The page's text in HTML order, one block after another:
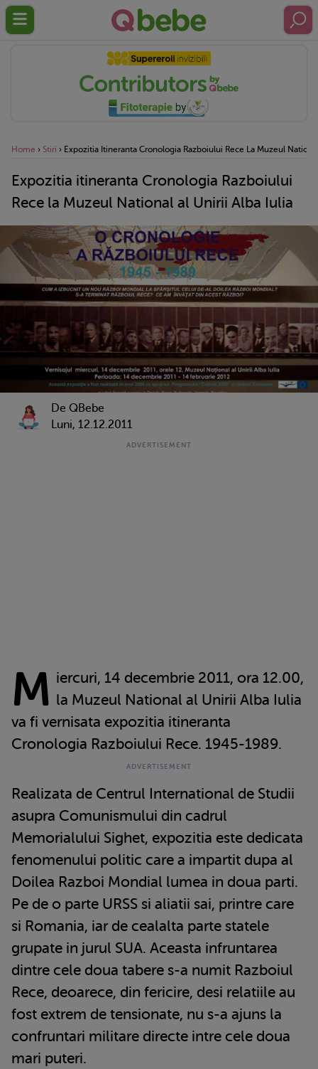
Home › Stiri › Expozitia Itineranta Cronologia Razboiului Rece La Muzeul
Expozitia itineranta Cronologia Razboiului
Rece la Muzeul National al Unirii Alba Iulia
De QBebe
Luni, 12.12.2011
M iercuri, 14 decembrie 2011, ora 12.00,
la Muzeul National al Unirii Alba Iulia
va fi vernisata expozitia itineranta
Cronologia Razboiului Rece. 1945-1989.
Realizata de Centrul International de Studii
asupra Comunismului din cadrul
Memorialului Sighet, expozitia este dedicata
fenomenului politic care a impartit dupa al
Doilea Razboi Mondial lumea in doua parti.
Pe de o parte URSS si aliatii sai, printre care
si Romania, iar de cealalta parte statele
grupate in jurul SUA. Aceasta infruntarea
dintre cele doua tabere s-a numit Razboiul
Rece, deoarece, din fericire, desi relatiile au
fost extrem de tensionate, nu s-a ajuns la
confruntari militare directe intre cele doua
mari puteri.